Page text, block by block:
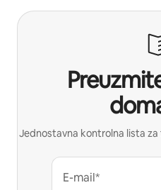
Jednostavna kontrolna lista
E-mail*